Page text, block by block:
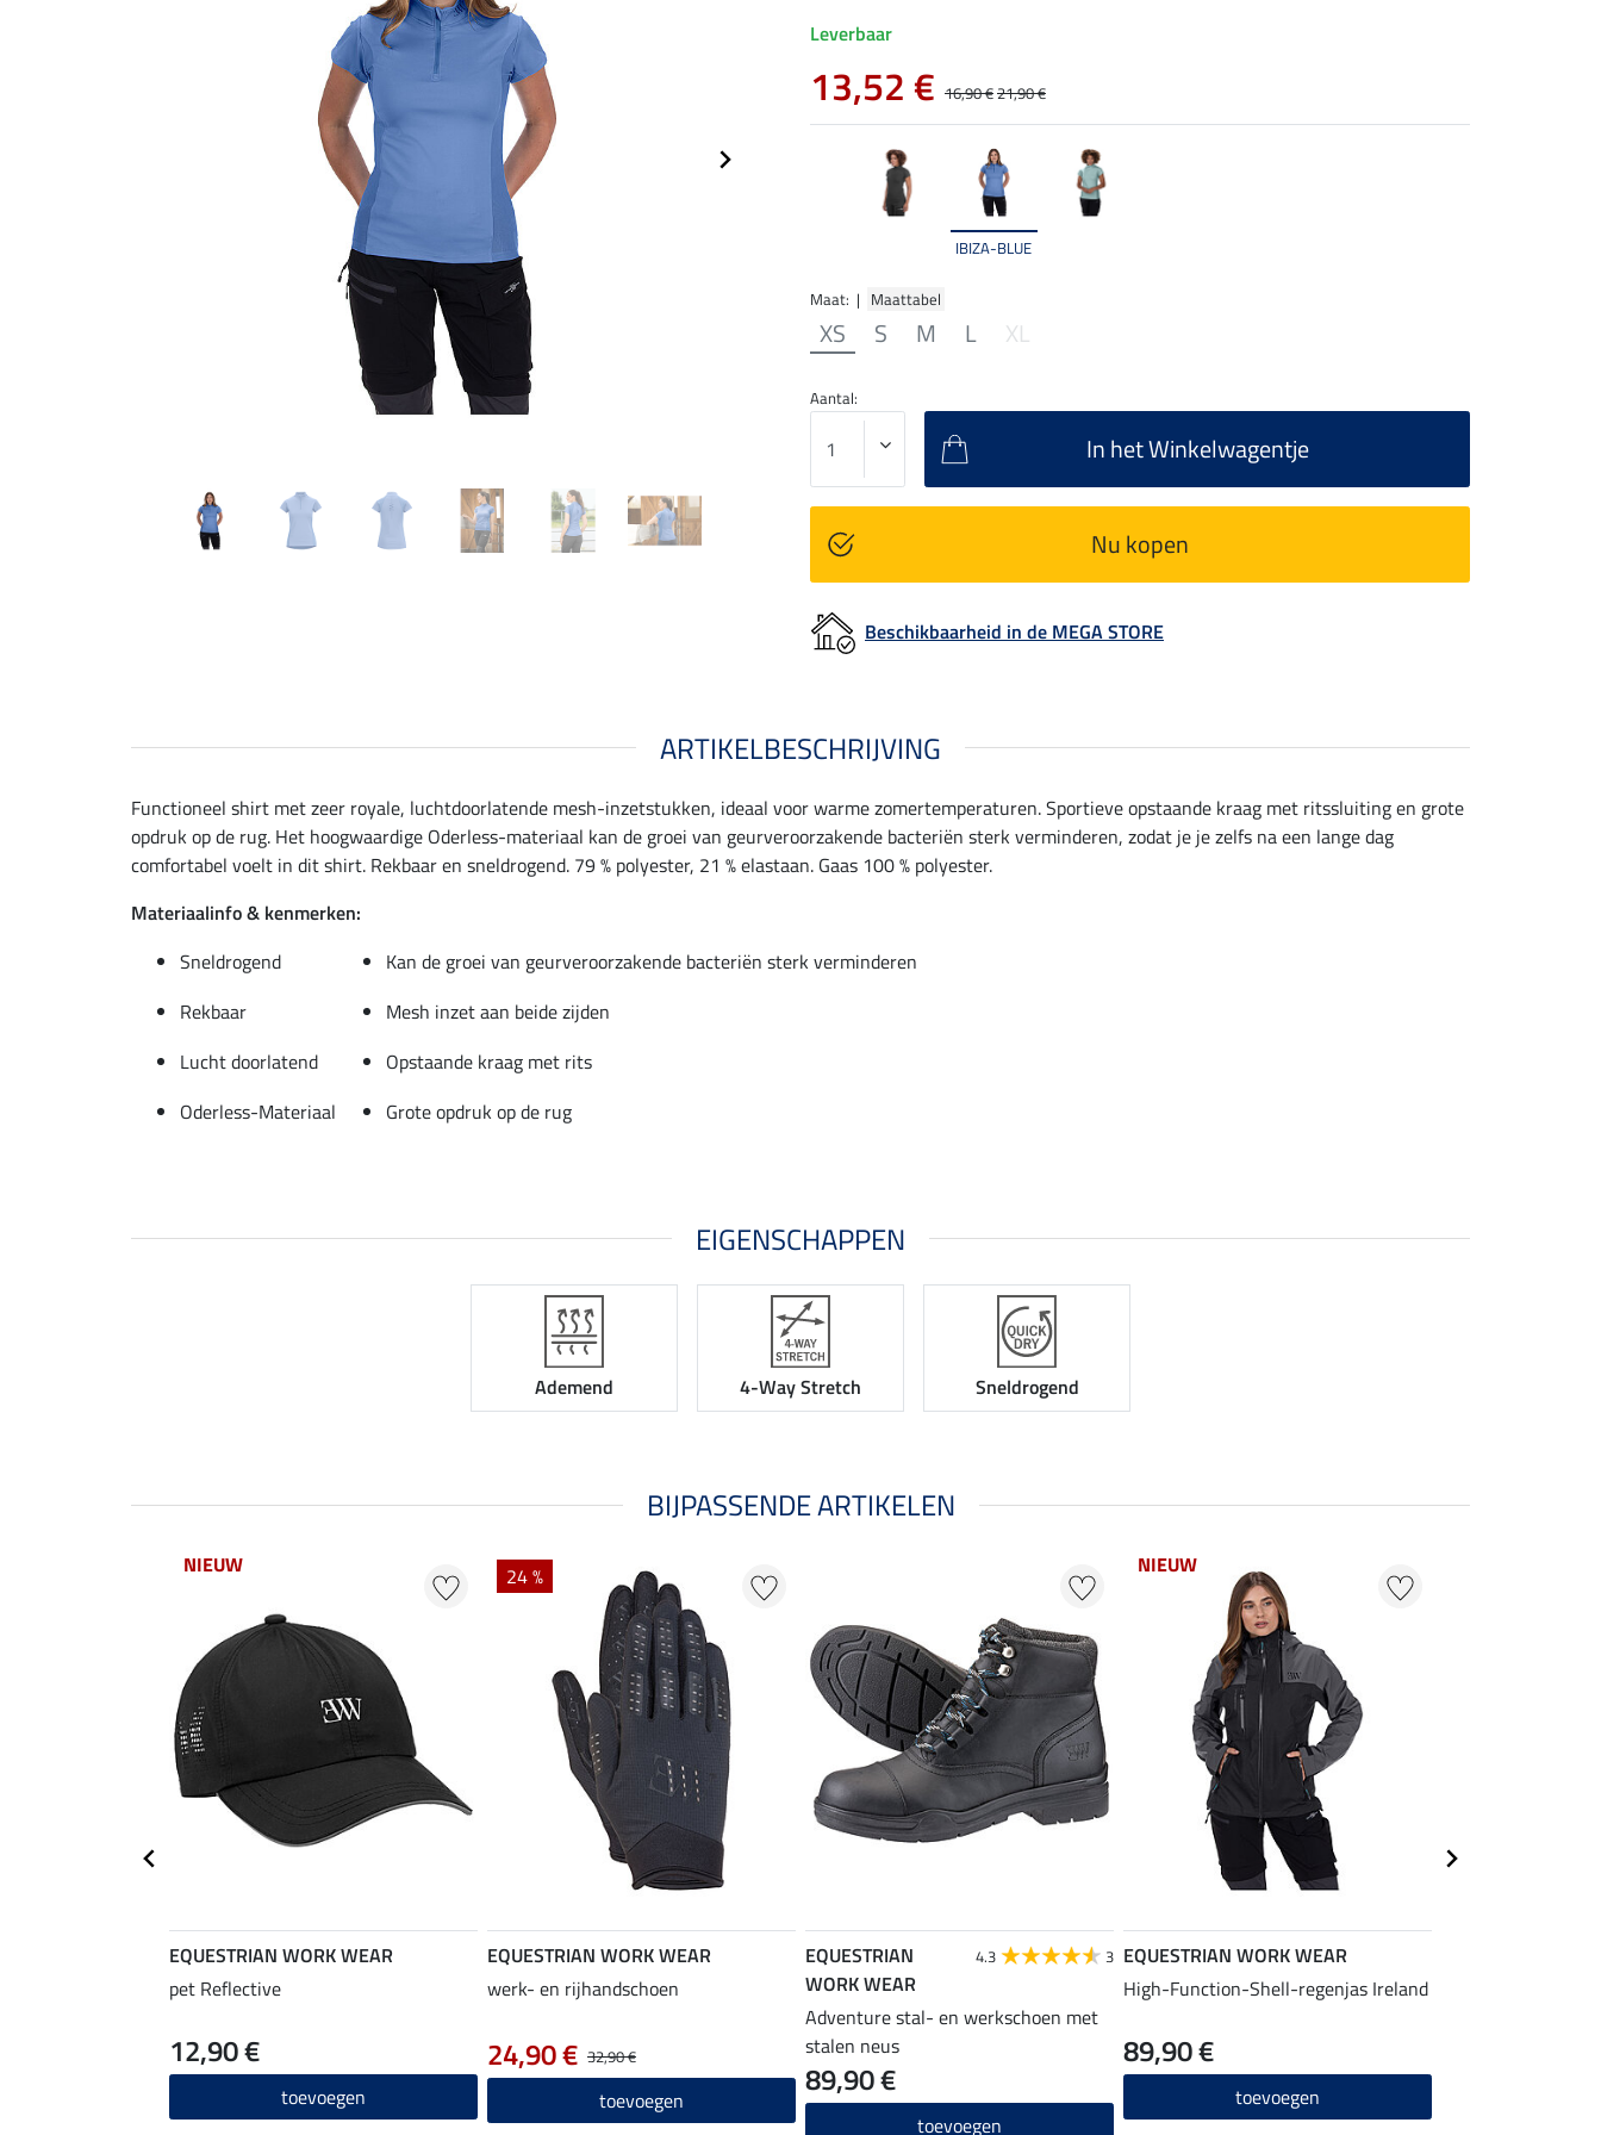
IBIZA-BLUE
Maat: | Maattabel
XS S M L XL
Leverbaar
13,52 € 16,90 €21,90 €
Aantal:
In het Winkelwagentje
Nu kopen
Beschikbaarheid in de MEGA STORE
ARTIKELBESCHRIJVING
Functioneel shirt met zeer royale, luchtdoorlatende mesh-inzetstukken, ideaal voor warme zomertemperaturen. Sportieve opstaande kraag met ritssluiting en grote
opdruk op de rug. Het hoogwaardige Oderless-materiaal kan de groei van geurveroorzakende bacteriën sterk verminderen, zodat je je zelfs na een lange dag
comfortabel voelt in dit shirt. Rekbaar en sneldrogend. 79 % polyester, 21 % elastaan. Gaas 100 % polyester.
Materiaalinfo & kenmerken:
Sneldrogend
Kan de groei van geurveroorzakende bacteriën sterk verminderen
Rekbaar
Mesh inzet aan beide zijden
Lucht doorlatend
Opstaande kraag met rits
Oderless-Materiaal
Grote opdruk op de rug
EIGENSCHAPPEN
Ademend 4-Way Stretch Sneldrogend
BIJPASSENDE ARTIKELEN
NIEUW
EQUESTRIAN WORK WEAR
pet Reflective
12,90 €
toevoegen
24 %
EQUESTRIAN WORK WEAR
werk- en rijhandschoen
32,90 €
24,90 €
toevoegen
EQUESTRIAN
WORK WEAR
4.3 3
Adventure stal- en werkschoen met
stalen neus
89,90 €
toevoegen
NIEUW
EQUESTRIAN WORK WEAR
High-Function-Shell-regenjas Ireland
89,90 €
toevoegen